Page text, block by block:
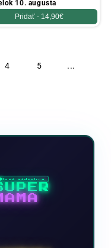
10. augusta
Pridať - 14,90€
4 5 ...
Nová videohra